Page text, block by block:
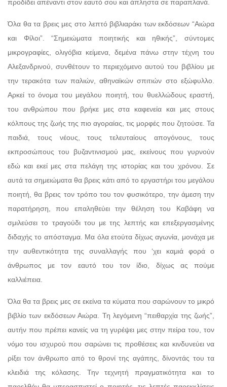
προδίδει απέναντι στον εαυτό σου και άπληστα σε παραπλανά.
Όλα θα τα βρεις μες στο λεπτό βιβλιαράκι των εκδόσεων “Αιώρα
και Φίλοι”. “Σημειώματα ποιητικής και ηθικής”, σύντομες
μικρογραφίες, ολιγόβια κείμενα, δεμένα πάνω στην τέχνη του
Αλεξανδρινού, συνθέτουν το περιεχόμενο αυτού του βιβλίου με
την τερακότα των παλιών, αθηναϊκών σπιτιών στο εξώφυλλο.
Αρκεί το όνομα του μεγάλου ποιητή, του θυελλώδους εραστή,
του ανθρώπου που βρήκε μες στα καφενεία και μες στους
κόλπους της ζωής της πιο αγοραίας, τις μορφές που ζητούσε. Τα
παιδιά, τους νέους, τους τελευταίους απογόνους, τους
εκπροσώπους του βυζαντινισμού μας, εκείνους που γυρνούν
εδώ και εκεί μες στα πελάγη της ιστορίας και του χρόνου. Σε
αυτά τα σημειώματα θα βρεις κάτι από το εργαστήρι του μεγάλου
ποιητή, θα βρεις τον τρόπο του τον φυσικότερο, την άμεση την
παρατήρηση, που επαληθεύει την θέληση του Καβάφη να
σμιλεύσει το τραγούδι του με της λεπτής και επεξεργασμένης
διδαχής το απόσταγμα. Μα όλα ετούτα δίχως αγωνία, μονάχα με
την αυθεντικότητα της συναλλαγής που ‘χει καμιά φορά ο
άνθρωπος με τον εαυτό του τον ίδιο, δίχως ας πούμε
καλλιέπεια.
Όλα θα τα βρεις μες σε εκείνα τα κύματα που σαρώνουν το μικρό
βιβλίο των εκδόσεων Αιώρα. Τη λεγόμενη “πειθαρχία της ζωής”,
αυτήν που πρέπει κανείς να τη γυρέψει μες στην πείρα του, τον
νόμο του ισχυρού που σαρώνει τις προθέσεις και κινδυνεύει να
ρίξει τον άνθρωπο από το θρονί της αγάπης, δίνοντάς του τα
κλειδιά της κόλασης. Την τεχνητή πραγματικότητα και το